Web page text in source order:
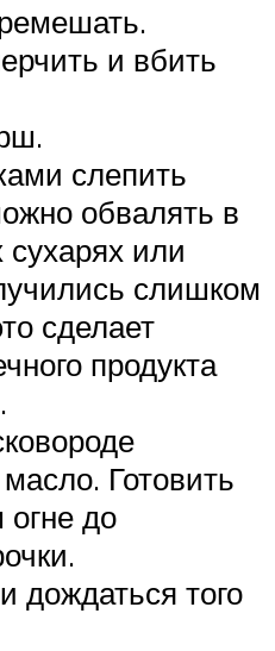
и вбить
слепить
обвалять в
или
слишком
сделает
продукта
Готовить
до
дождаться того